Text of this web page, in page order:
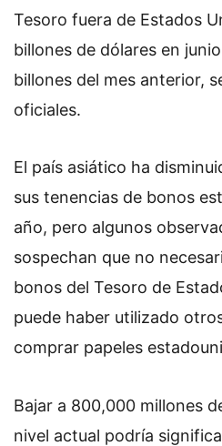
Tesoro fuera de Estados
billones de dólares en
billones del mes anterior,
oficiales.
El país asiático ha
sus tenencias de bonos
año, pero algunos
sospechan que no
bonos del Tesoro de
puede haber utilizado
comprar papeles
Bajar a 800,000 millones
nivel actual podría